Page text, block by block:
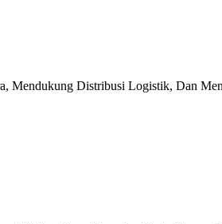
Mendukung Distribusi Logistik, Dan